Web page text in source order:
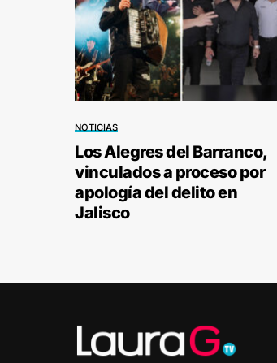
NOTICIAS
Los Alegres del Barranco,
vinculados a proceso por
apología del delito en
Jalisco